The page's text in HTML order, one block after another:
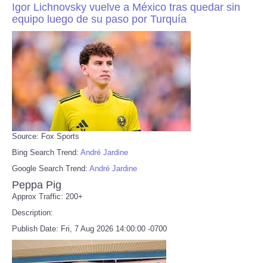
Igor Lichnovsky vuelve a México tras quedar sin
equipo luego de su paso por Turquía
Source: Fox Sports
Bing Search Trend: André Jardine
Google Search Trend: André Jardine
Peppa Pig
Approx Traffic: 200+
Description:
Publish Date: Fri, 7 Aug 2026 14:00:00 -0700